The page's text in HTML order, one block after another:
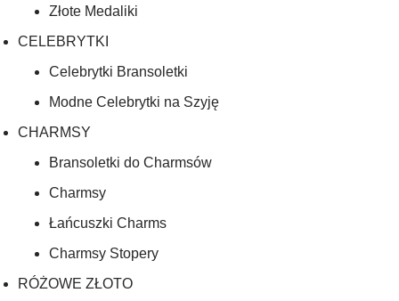
Złote Medaliki
CELEBRYTKI
Celebrytki Bransoletki
Modne Celebrytki na Szyję
CHARMSY
Bransoletki do Charmsów
Charmsy
Łańcuszki Charms
Charmsy Stopery
RÓŻOWE ZŁOTO